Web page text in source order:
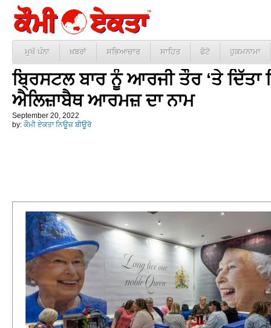
ਮੁਖੱ ਪੰਨਾ ਖ਼ਬਰਾਂ ਸਭਿਆਚਾਰ ਸਾਹਿਤ ਫੋਟੋ ਹੁਕਮਨਾਮਾ
ਬ੍ਰਿਸਟਲ ਬਾਰ ਨੂੰ ਆਰਜੀ ਤੌਰ ‘ਤੇ ਦਿੱਤਾ
ਐਲਿਜ਼ਾਬੈਥ ਆਰਮਜ਼ ਦਾ ਨਾਮ
September 20, 2022
by: ਕੌਮੀ ਏਕਤਾ ਨਿਊਜ਼ ਬੀਊਰੋ